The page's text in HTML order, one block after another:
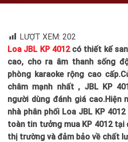
LƯỢT XEM: 202
Loa JBL KP 4012có thiết kế
cao, cho ra âm thanh sống
phòng karaoke rộng cao
châm mạnh nhất , JBL KP
người dùng đánh giá cao.Hiện
nhà phân phối Loa JBL KP
toàn tin tưởng mua KP 4012
thị trường và đảm bảo về chất